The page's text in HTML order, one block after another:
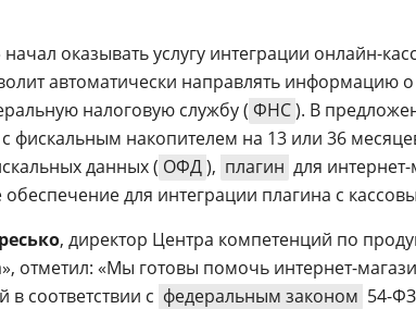
начал оказывать услугу интеграции онлайн-
автоматически направлять информацию
налоговую службу ( ФНС). В
фискальным накопителем на 13 или 36
данных ( ОФД), плагин для
для интеграции плагина с
, директор Центра компетенций по
отметил: «Мы готовы помочь интернет-
в соответствии с федеральным законом 54-